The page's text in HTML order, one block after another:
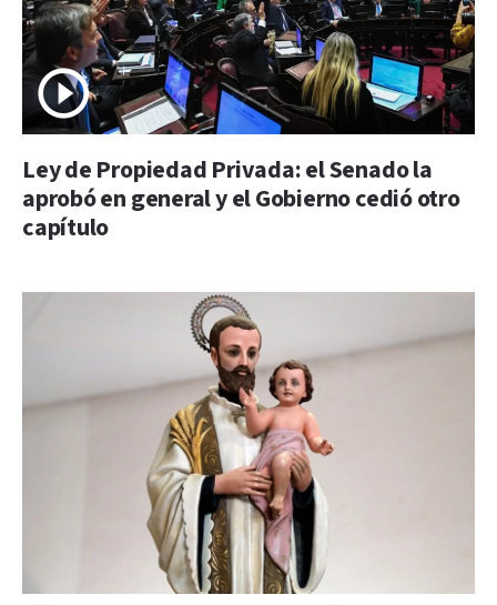
Ley de Propiedad Privada: el Senado la
aprobó en general y el Gobierno cedió otro
capítulo